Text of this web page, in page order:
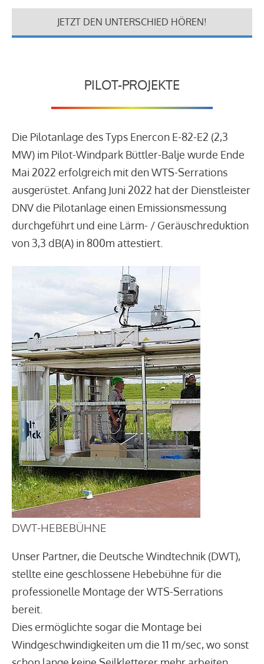
JETZT DEN UNTERSCHIED HÖREN!
PILOT-PROJEKTE
Die Pilotanlage des Typs Enercon E-82-E2 (2,3
MW) im Pilot-Windpark Büttler-Balje wurde Ende
Mai 2022 erfolgreich mit den WTS-Serrations
ausgerüstet. Anfang Juni 2022 hat der Dienstleister
DNV die Pilotanlage einen Emissionsmessung
durchgeführt und eine Lärm- / Geräuschreduktion
von 3,3 dB(A) in 800m attestiert.
DWT-HEBEBÜHNE
Unser Partner, die Deutsche Windtechnik (DWT),
stellte eine geschlossene Hebebühne für die
professionelle Montage der WTS-Serrations
bereit.
Dies ermöglichte sogar die Montage bei
Windgeschwindigkeiten um die 11 m/sec, wo sonst